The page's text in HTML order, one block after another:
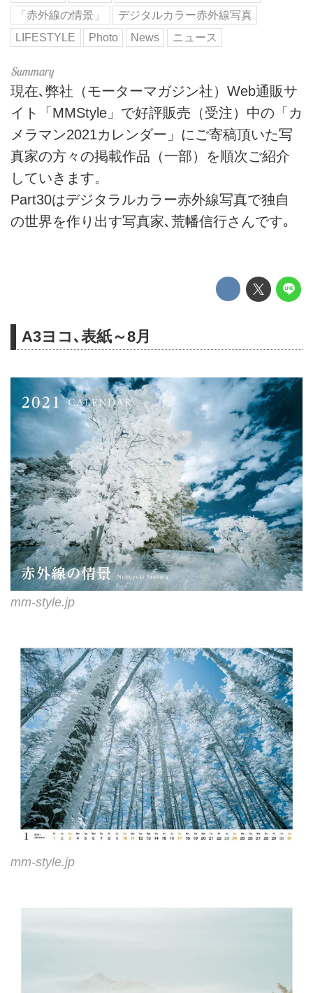
「赤外線の情景」
デジタルカラー赤外線写真
LIFESTYLE
Photo News ニュース
現在､弊社（モーターマガジン社）Web通販サ
イト「MMStyle」で好評販売（受注）中の「カ
メラマン2021カレンダー」にご寄稿頂いた写
真家の方々の掲載作品（一部）を順次ご紹介
していきます。
Part30はデジタラルカラー赤外線写真で独自
の世界を作り出す写真家､荒幡信行さんです｡
A3ヨコ､表紙～8月
mm-style.jp
mm-style.jp